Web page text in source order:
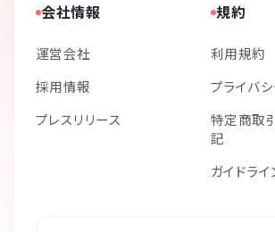
会社情報
運営会社
採用情報
プレスリリース
規約
利用規約
プライバ
特定商取
記
ガイドラ